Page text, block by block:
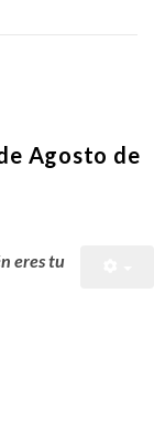
Agosto de
eres tu